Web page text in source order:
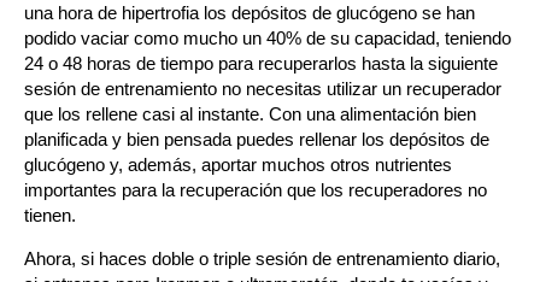
una hora de hipertrofia los depósitos de glucógeno se han
podido vaciar como mucho un 40% de su capacidad, teniendo
24 o 48 horas de tiempo para recuperarlos hasta la siguiente
sesión de entrenamiento no necesitas utilizar un recuperador
que los rellene casi al instante. Con una alimentación bien
planificada y bien pensada puedes rellenar los depósitos de
glucógeno y, además, aportar muchos otros nutrientes
importantes para la recuperación que los recuperadores no
tienen.
Ahora, si haces doble o triple sesión de entrenamiento diario,